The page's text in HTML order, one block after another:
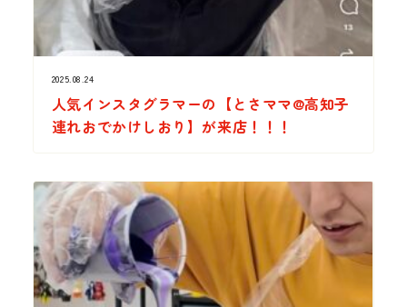
2025.08.24
人気インスタグラマーの【とさママ@高知子
連れおでかけしおり】が来店！！！